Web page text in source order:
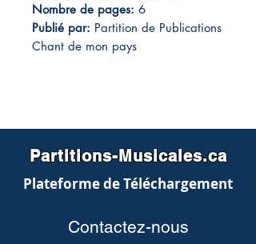
Nombre de pages: 6
Publié par: Partition de Publications
Chant de mon pays
Partitions-Musicales.ca
Plateforme de Téléchargement
Contactez-nous